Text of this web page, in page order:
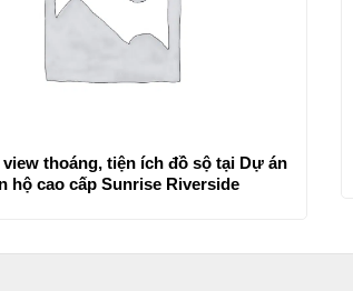
view thoáng, tiện ích đồ sộ tại Dự án
hộ cao cấp Sunrise Riverside